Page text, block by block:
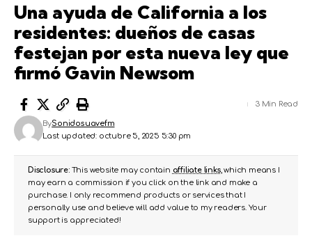
Una ayuda de California a los
residentes: dueños de casas
festejan por esta nueva ley que
firmó Gavin Newsom
Last updated: octubre 5, 2025 5:30 pm
BySonidosuavefm
3 Min Read
Disclosure:This website may contain affiliate links, which means I
may earn a commission if you click on the link and make a
purchase. I only recommend products or services that I
personally use and believe will add value to my readers. Your
support is appreciated!